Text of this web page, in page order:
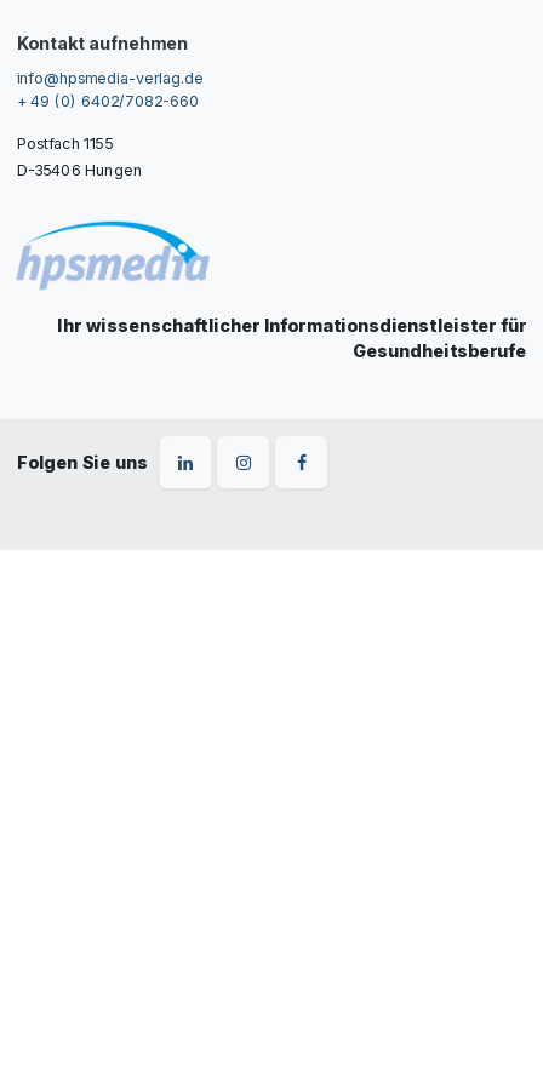
Kontakt aufnehmen
info@hpsmedia-verlag.de
+ 49 (0) 6402/7082-660
Postfach 1155
D-35406 Hungen
Ihr wissenschaftlicher Informationsdienstleister für
Gesundheitsberufe
Folgen Sie uns